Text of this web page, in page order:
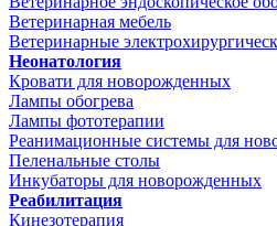
Ветеринарная мебель
Ветеринарные
Неонатология
Кровати для новорожденных
Лампы обогрева
Лампы фототерапии
Реанимационные системы для
Пеленальные столы
Инкубаторы для новорожденных
Реабилитация
Кинезотерапия